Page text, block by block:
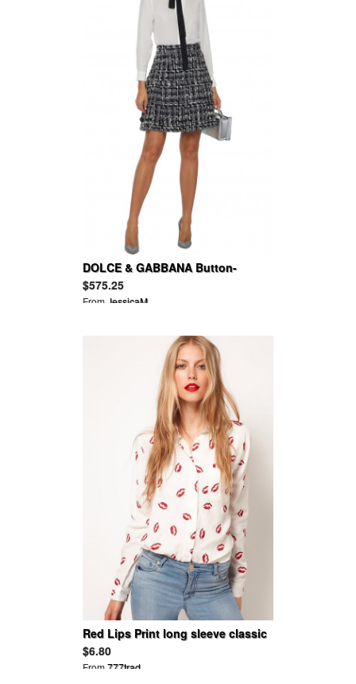
DOLCE & GABBANA Button-
embellished wool-blend bouclé-
tweed mini skirt
$575.25
From JessicaM
Red Lips Print long sleeve classic
chiffion blouse
$6.80
From777trad